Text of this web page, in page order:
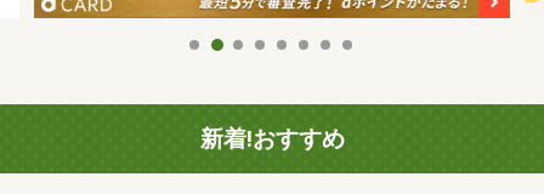
新着!おすすめ